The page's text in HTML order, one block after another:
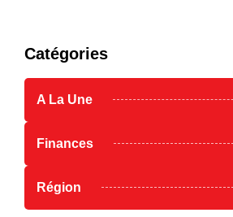
Catégories
A La Une
Finances
Région